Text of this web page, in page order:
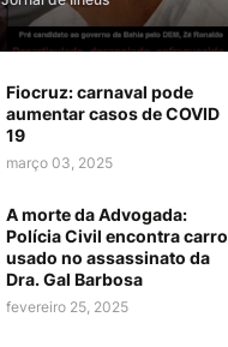
Fiocruz: carnaval pode
aumentar casos de COVID
19
março 03, 2025
A morte da Advogada:
Polícia Civil encontra carro
usado no assassinato da
Dra. Gal Barbosa
fevereiro 25, 2025